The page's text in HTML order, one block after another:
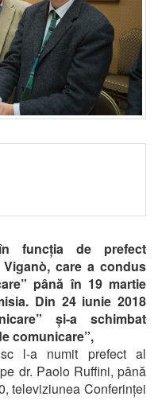
funcția de prefect
care a condus
până în 19 martie
Din 24 iunie 2018
și-a schimbat
comunicare”,
l-a numit prefect al
dr. Paolo Ruffini, până
televiziunea Conferinței